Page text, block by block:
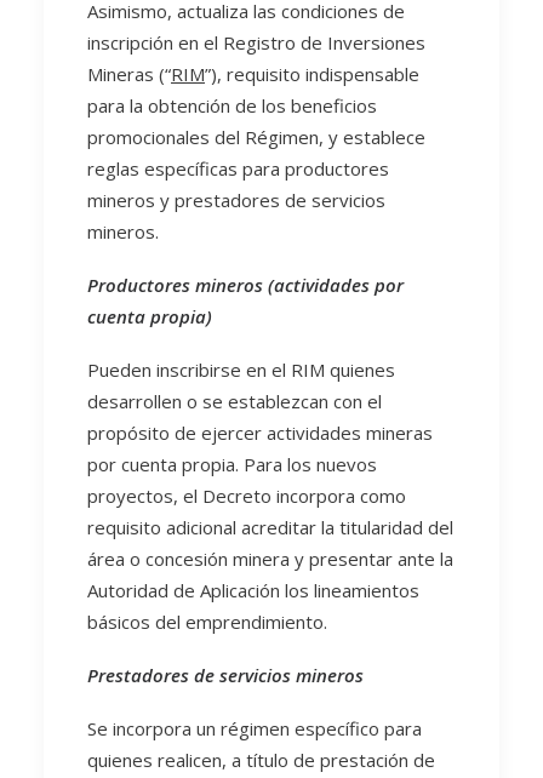
Asimismo, actualiza las condiciones de
inscripción en el Registro de Inversiones
Mineras (“RIM”), requisito indispensable
para la obtención de los beneficios
promocionales del Régimen, y establece
reglas específicas para productores
mineros y prestadores de servicios
mineros.
Productores mineros (actividades por
cuenta propia)
Pueden inscribirse en el RIM quienes
desarrollen o se establezcan con el
propósito de ejercer actividades mineras
por cuenta propia. Para los nuevos
proyectos, el Decreto incorpora como
requisito adicional acreditar la titularidad del
área o concesión minera y presentar ante la
Autoridad de Aplicación los lineamientos
básicos del emprendimiento.
Prestadores de servicios mineros
Se incorpora un régimen específico para
quienes realicen, a título de prestación de